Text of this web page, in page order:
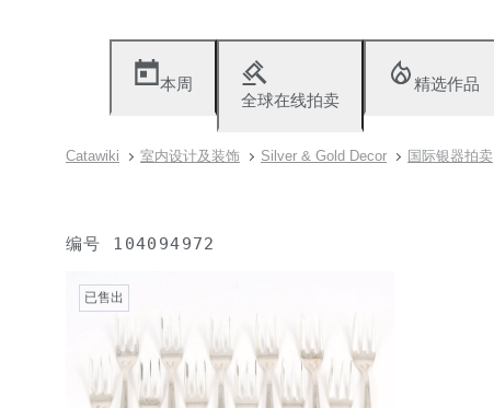
本周
全球在线拍卖
精选作品
Catawiki 室内设计及装饰 Silver & Gold Decor 国际银器拍卖
编号 104094972
已售出